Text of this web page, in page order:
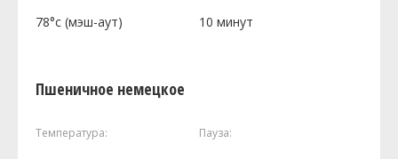
78°c (мэш-аут) 10 минут
Пшеничное немецкое
Температура: Пауза: